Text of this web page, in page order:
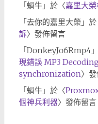
「 蝸牛」於〈嘉里大
「 去你的嘉里大榮 」
訴〉發佈留言
「 DonkeyJo6Rmp4
現錯誤 MP3
synchronization〉
「 蝸牛」於〈
個神兵利器〉發佈留言